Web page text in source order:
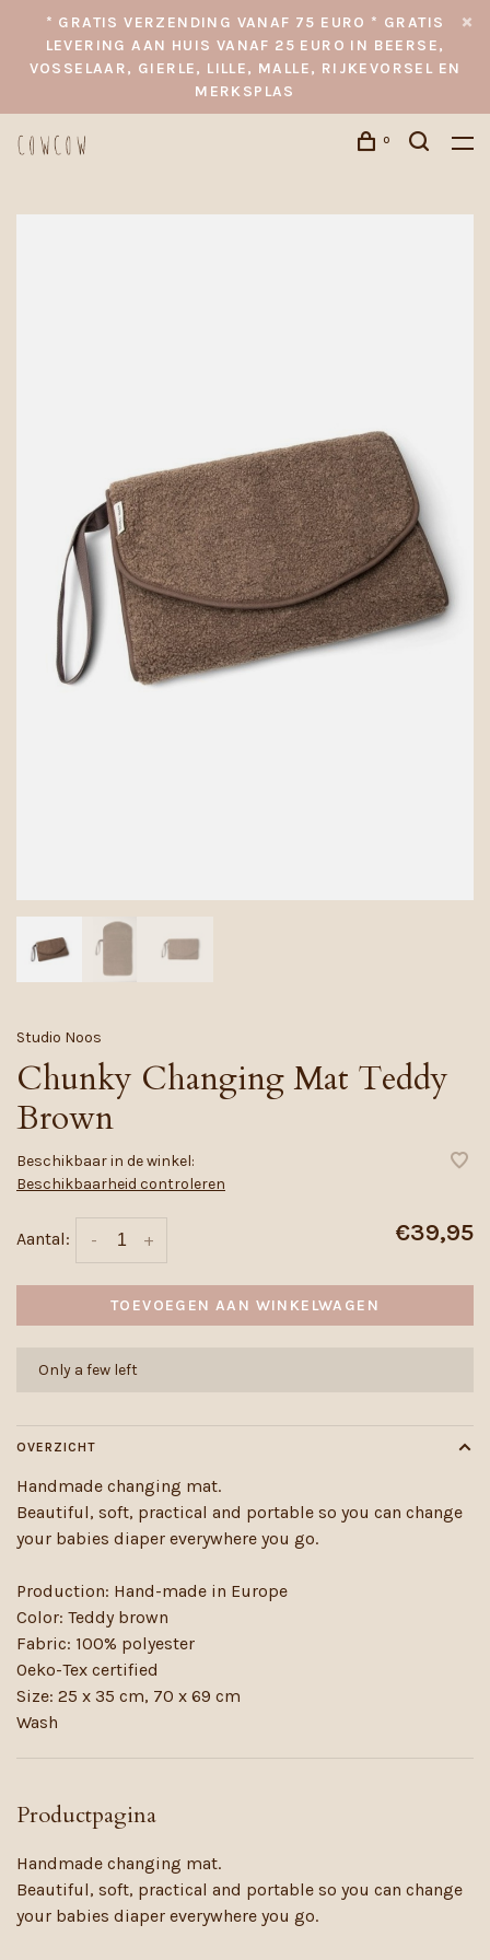
* GRATIS VERZENDING VANAF 75 EURO * GRATIS
LEVERING AAN HUIS VANAF 25 EURO IN BEERSE,
VOSSELAAR, GIERLE, LILLE, MALLE, RIJKEVORSEL EN
MERKSPLAS
0
Studio Noos
Chunky Changing Mat Teddy
Brown
Beschikbaar in de winkel:
Beschikbaarheid controleren
Aantal: +
- €39,95
TOEVOEGEN AAN WINKELWAGEN
Only a few left
OVERZICHT
Handmade changing mat.
Beautiful, soft, practical and portable so you can change
your babies diaper everywhere you go.
Production: Hand-made in Europe
Color: Teddy brown
Fabric: 100% polyester
Oeko-Tex certified
Size: 25 x 35 cm, 70 x 69 cm
Wash
Productpagina
Handmade changing mat.
Beautiful, soft, practical and portable so you can change
your babies diaper everywhere you go.